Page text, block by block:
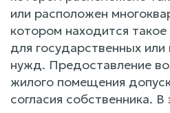
или расположен
котором находится
для государственных
нужд. Предоставление
жилого помещения
согласия собственника.